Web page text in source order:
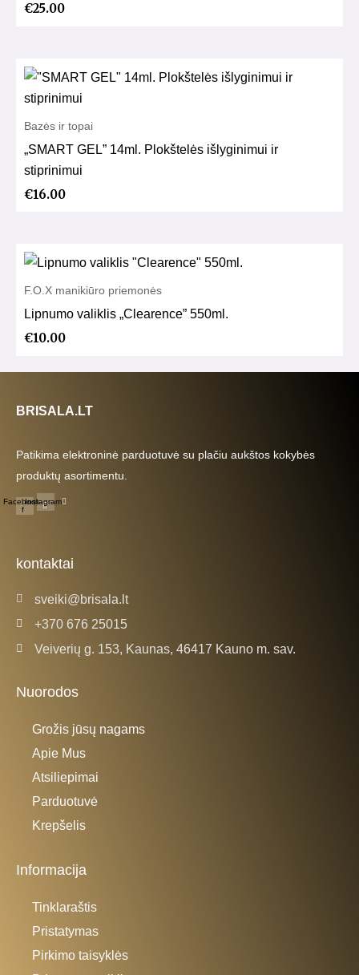
€25.00
Bazės ir topai
„SMART GEL” 14ml. Plokštelės išlyginimui ir
stiprinimui
€16.00
F.O.X manikiūro priemonės
Lipnumo valiklis „Clearence” 550ml.
€10.00
BRISALA.LT
Patikima elektroninė parduotuvė su plačiu aukštos kokybės
produktų asortimentu.
Facebook-
f
Instagram
kontaktai
sveiki@brisala.lt
+370 676 25015
Veiverių g. 153, Kaunas, 46417 Kauno m. sav.
Nuorodos
Grožis jūsų nagams
Apie Mus
Atsiliepimai
Parduotuvė
Krepšelis
Informacija
Tinklaraštis
Pristatymas
Pirkimo taisyklės